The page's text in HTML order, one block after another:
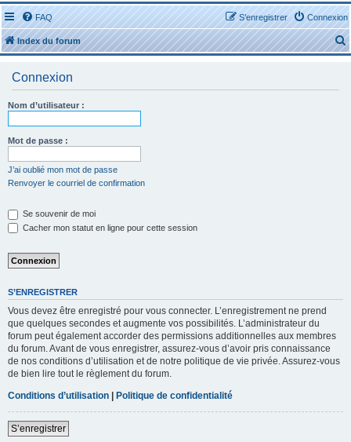
FAQ Connexion
S’enregistrer
Index du forum
e
Connexion
Nom d’utilisateur :
Mot de passe :
J’ai oublié mon mot de passe
Renvoyer le courriel de confirmation
Se souvenir de moi
Cacher mon statut en ligne pour cette session
S’ENREGISTRER
Vous devez être enregistré pour vous connecter. L’enregistrement ne prend
que quelques secondes et augmente vos possibilités. L’administrateur du
forum peut également accorder des permissions additionnelles aux membres
du forum. Avant de vous enregistrer, assurez-vous d’avoir pris connaissance
de nos conditions d’utilisation et de notre politique de vie privée. Assurez-vous
de bien lire tout le règlement du forum.
Conditions d’utilisation | Politique de confidentialité
S’enregistrer